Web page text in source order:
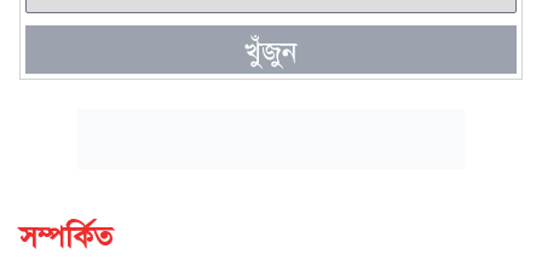
খুঁজুন
সম্পর্কিত